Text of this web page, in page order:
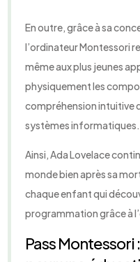
En outre, grâce à sa
l’ordinateur Montessori
même aux plus jeunes
physiquement les
compréhension intuitive
systèmes informatiques.
Ainsi, Ada Lovelace
monde bien après sa
chaque enfant qui
programmation grâce à
Pass